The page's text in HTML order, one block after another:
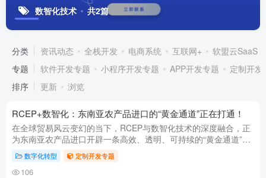
数智化技术 共2篇
分类 资讯动态 全栈开发 电商系统 互联网+
软盟云SaaS
专题
软件开发专题 小程序开发专题 APP开发专题
定制开发
排序
更新 浏览
RCEP+数智化：东南亚农产品进口的“黄金通道”正在打通！
在全球贸易风云变幻的当下，RCEP与数智化技术的深度融合，正
为东南亚农产品进口开辟一条高效、透明、可持续的“黄金通道”。
从智能报关到多式联运，从海外仓到区块链溯源，数智化技术正以
“润物...
数字化转型 定制开发专题
106